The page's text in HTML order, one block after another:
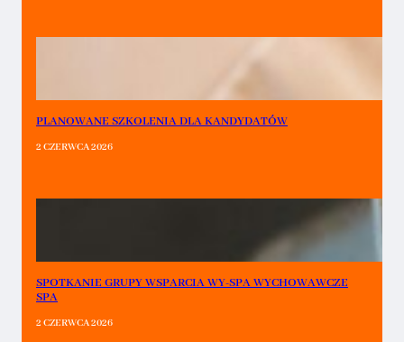
PLANOWANE SZKOLENIA DLA KANDYDATÓW
2 CZERWCA 2026
SPOTKANIE GRUPY WSPARCIA WY-SPA WYCHOWAWCZE
SPA
2 CZERWCA 2026